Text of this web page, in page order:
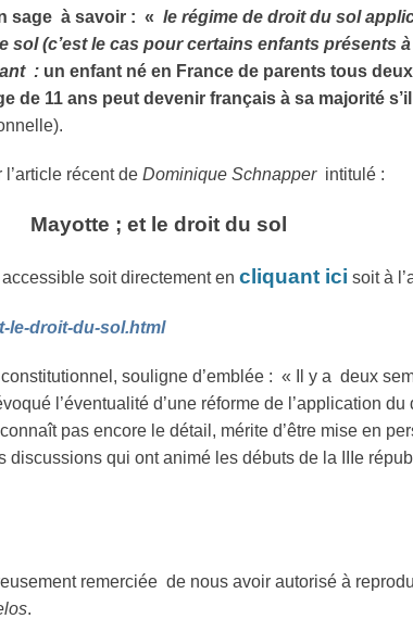
sage à savoir : « le régime de droit du sol
sol(c’est le cas pour certains enfants présents
: un enfant né en France de parents tous
de 11 ans peut devenir français à sa majorité
récent de Dominique Schnapperintitulé :
Mayotte ; et le droit du sol
soit directement en cliquant ici soit à
le-droit-du-sol.html
souligne d’emblée : « Il y a deux
l’éventualité d’une réforme de l’application
pas encore le détail, mérite d’être mise en
discussions qui ont animé les débuts de la IIIe
remerciée de nous avoir autorisé à
.